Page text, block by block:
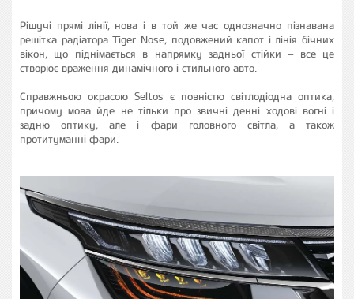
Рішучі прямі лінії, нова і в той же час однозначно пізнавана
решітка радіатора Tiger Nose, подовжений капот і лінія бічних
вікон, що піднімається в напрямку задньої стійки – все це
створює враження динамічного і стильного авто.
Справжньою окрасою Seltos є повністю світлодіодна оптика,
причому мова йде не тільки про звичні денні ходові вогні і
задню оптику, але і фари головного світла, а також
протитуманні фари.